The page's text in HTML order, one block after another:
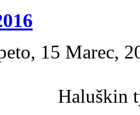
15 Marec,
Haluškin